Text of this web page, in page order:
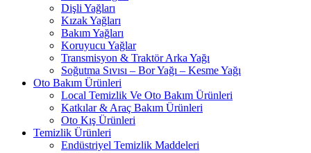
Dişli Yağları
Kızak Yağları
Bakım Yağları
Koruyucu Yağlar
Transmisyon & Traktör Arka Yağı
Soğutma Sıvısı – Bor Yağı – Kesme Yağı
Oto Bakım Ürünleri
Local Temizlik Ve Oto Bakım Ürünleri
Katkılar & Araç Bakım Ürünleri
Oto Kış Ürünleri
Temizlik Ürünleri
Endüstriyel Temizlik Maddeleri